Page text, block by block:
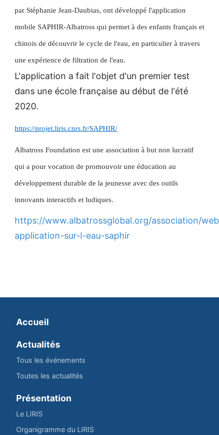
par Stéphanie Jean-Daubias, ont développé l'application
mobile SAPHIR-Albatross qui permet à des enfants français et
chinois de découvrir le cycle de l'eau, en particulier à travers
une expérience de filtration de l'eau.
L'application a fait l'objet d'un premier test
dans une école française au début de l'été
2020.
https://projet.liris.cnrs.fr/SAPHIR/
Albatross Foundation est une association à but non lucratif
qui a pour vocation de promouvoir une éducation au
développement durable de la jeunesse avec des outils
innovants interactifs et ludiques.
https://www.albatrossglobal.org/association/
application-sur-l-eau-saphir
Accueil
Actualités
Tous les événements
Toutes les actualités
Présentation
Le LIRIS
Organigramme du LIRIS